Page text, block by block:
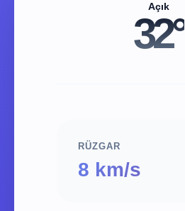
Açık
32°
RÜZGAR
8 km/s